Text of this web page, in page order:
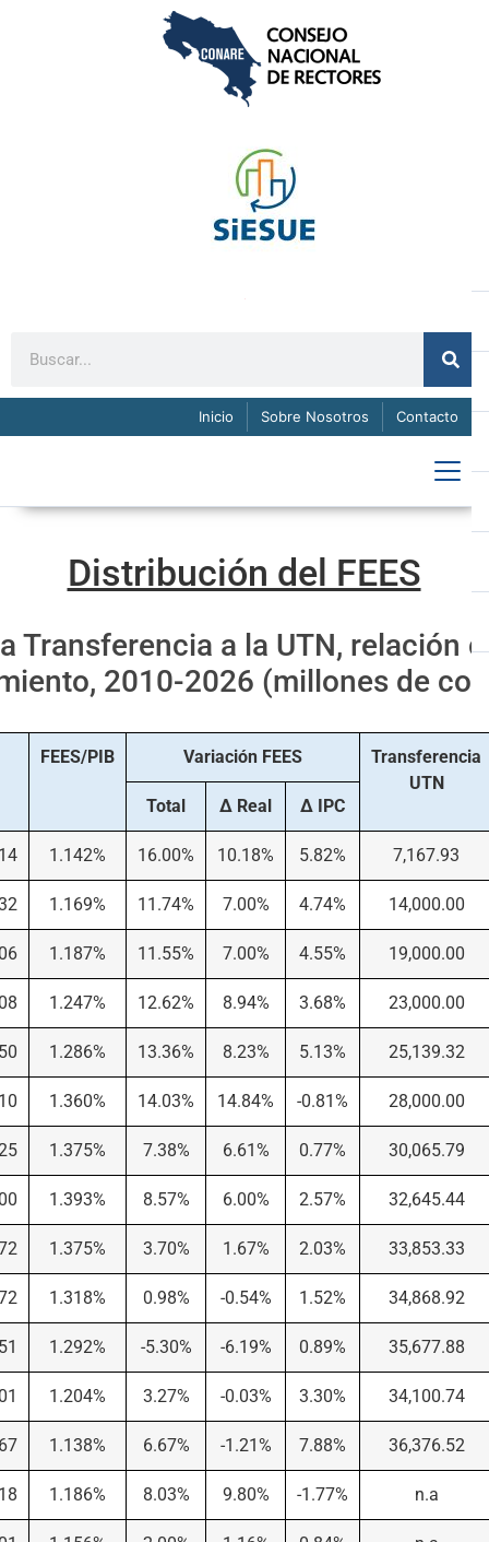
Inicio Sobre Nosotros Contacto
Distribución del FEES
Transferencia a la UTN, relación
2010-2026 (millones de
FEES/PIB Variación FEES
Transferencia
UTN
Total
∆ Real ∆ IPC
1.142% 16.00% 10.18% 5.82% 7,167.93
1.169% 11.74% 7.00% 4.74% 14,000.00
1.187% 11.55% 7.00% 4.55% 19,000.00
1.247% 12.62% 8.94% 3.68% 23,000.00
1.286% 13.36% 8.23% 5.13% 25,139.32
1.360% 14.03% 14.84% -0.81% 28,000.00
1.375% 7.38% 6.61% 0.77% 30,065.79
1.393% 8.57% 6.00% 2.57% 32,645.44
1.375% 3.70% 1.67% 2.03% 33,853.33
1.318% 0.98% -0.54% 1.52% 34,868.92
1.292% -5.30% -6.19% 0.89% 35,677.88
1.204% 3.27% -0.03% 3.30% 34,100.74
1.138% 6.67% -1.21% 7.88% 36,376.52
1.186% 8.03% 9.80% -1.77% n.a